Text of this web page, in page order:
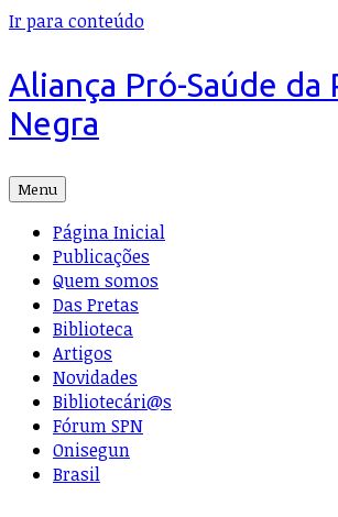
Ir para conteúdo
Aliança Pró-Saúde da
Negra
Menu
Página Inicial
Publicações
Quem somos
Das Pretas
Biblioteca
Artigos
Novidades
Bibliotecári@s
Fórum SPN
Onisegun
Brasil